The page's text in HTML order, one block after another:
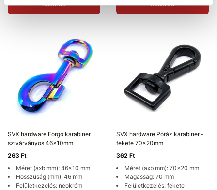
Kosárba Kosárba
SVX hardware Forgó karabiner
szivárványos 46x10mm
263 Ft
Méret (axb mm): 46x10 mm
Hosszúság (mm): 46 mm
Felületkezelés: neokróm
SVX hardware Póráz karabiner -
fekete 70x20mm
362 Ft
Méret (axb mm): 70x20 mm
Magasság: 70 mm
Felületkezelés: fekete